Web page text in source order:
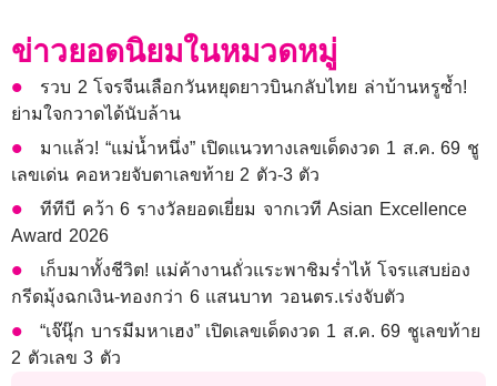
ข่าวยอดนิยมในหมวดหมู่
รวบ 2 โจรจีนเลือกวันหยุดยาวบินกลับไทย ล่าบ้านหรูซ้ำ!
ย่ามใจกวาดได้นับล้าน
มาแล้ว! “แม่น้ำหนึ่ง” เปิดแนวทางเลขเด็ดงวด 1 ส.ค. 69 ชู
เลขเด่น คอหวยจับตาเลขท้าย 2 ตัว-3 ตัว
ทีทีบี คว้า 6 รางวัลยอดเยี่ยม จากเวที Asian Excellence
Award 2026
เก็บมาทั้งชีวิต! แม่ค้างานถั่วแระพาชิมร่ำไห้ โจรแสบย่อง
กรีดมุ้งฉกเงิน-ทองกว่า 6 แสนบาท วอนตร.เร่งจับตัว
“เจ๊นุ๊ก บารมีมหาเฮง” เปิดเลขเด็ดงวด 1 ส.ค. 69 ชูเลขท้าย
2 ตัวเลข 3 ตัว